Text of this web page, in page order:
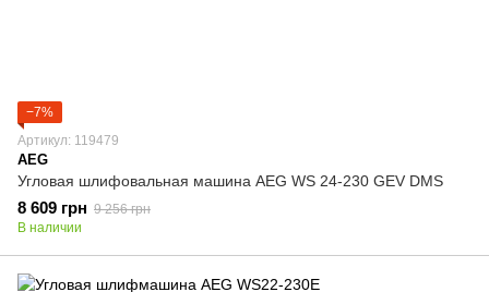
−7%
Артикул: 119479
AEG
Угловая шлифовальная машина AEG WS 24-230 GEV DMS
8 609 грн 9 256 грн
В наличии